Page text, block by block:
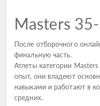
Masters
После отборочного
финальную часть.
Атлеты категории
опыт, они владеют
навыками и работают в
средних.